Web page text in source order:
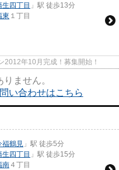
生四丁目 」駅 徒歩13分
東 １丁目
年10月完成！募集開始！
ません。
い合わせはこちら
福鶴見 」駅 徒歩5分
生四丁目 」駅 徒歩15分
南 ４丁目